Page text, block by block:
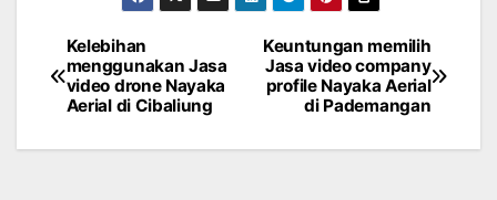
Post
navigation
Keuntungan memilih
Jasa video company
profile Nayaka Aerial
di Pademangan
Kelebihan
menggunakan Jasa
video drone Nayaka
Aerial di Cibaliung